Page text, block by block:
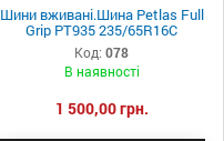
Шини вживані.Шина Petlas Full
Grip PT935 235/65R16C
Код: 078
В наявності
1 500,00 грн.